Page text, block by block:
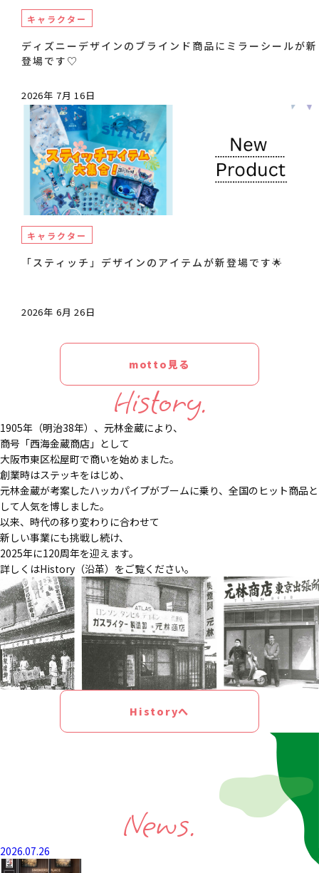
キャラクター
ディズニーデザインのブラインド商品にミラーシールが新
登場です♡
2026年 7月 16日
キャラクター
「スティッチ」デザインのアイテムが新登場です🌟
2026年 6月 26日
motto見る
History.
1905年（明治38年）、元林金蔵により、
商号「西海金蔵商店」として
大阪市東区松屋町で商いを始めました。
創業時はステッキをはじめ、
元林金蔵が考案したハッカパイプがブームに乗り、全国のヒット商品と
して人気を博しました。
以来、時代の移り変わりに合わせて
新しい事業にも挑戦し続け、
2025年に120周年を迎えます。
詳しくはHistory（沿革）をご覧ください。
Historyへ
News.
2026.07.26